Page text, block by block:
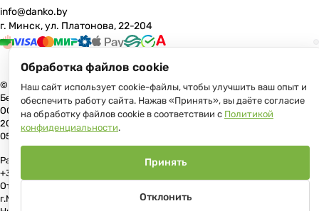
info@danko.by
г. Минск, ул. Платонова, 22-204
© 2026 Данко Бай: качественная мебель с оперативной доставкой по
Беларуси
ООО «Гранд Парк», юр.адрес: 220005, Минск, ул. Платонова, 22, пом.
204 В торговом реестре с 17 июля 2013 г. Регистрация №191081534,
05.11.2008, Мингорисполком.
Рассмотрение обращений потребителей, телефон +375 (17) 361-10-80,
+375 (29) 191-10-80, +375 (29) 544-10-00, e-mail: info@danko.by
Отдел торговли и услуг Администрации Первомайского района
г.Минска: тел. +375(17)215-14-65, Начальник отдела: Жакович Юлия
Обработка файлов cookie
Наш сайт использует cookie-файлы, чтобы улучшить ваш опыт и
обеспечить работу сайта. Нажав «Принять», вы даёте согласие
на обработку файлов cookie в соответствии с Политикой
конфиденциальности.
Отклонить
Принять